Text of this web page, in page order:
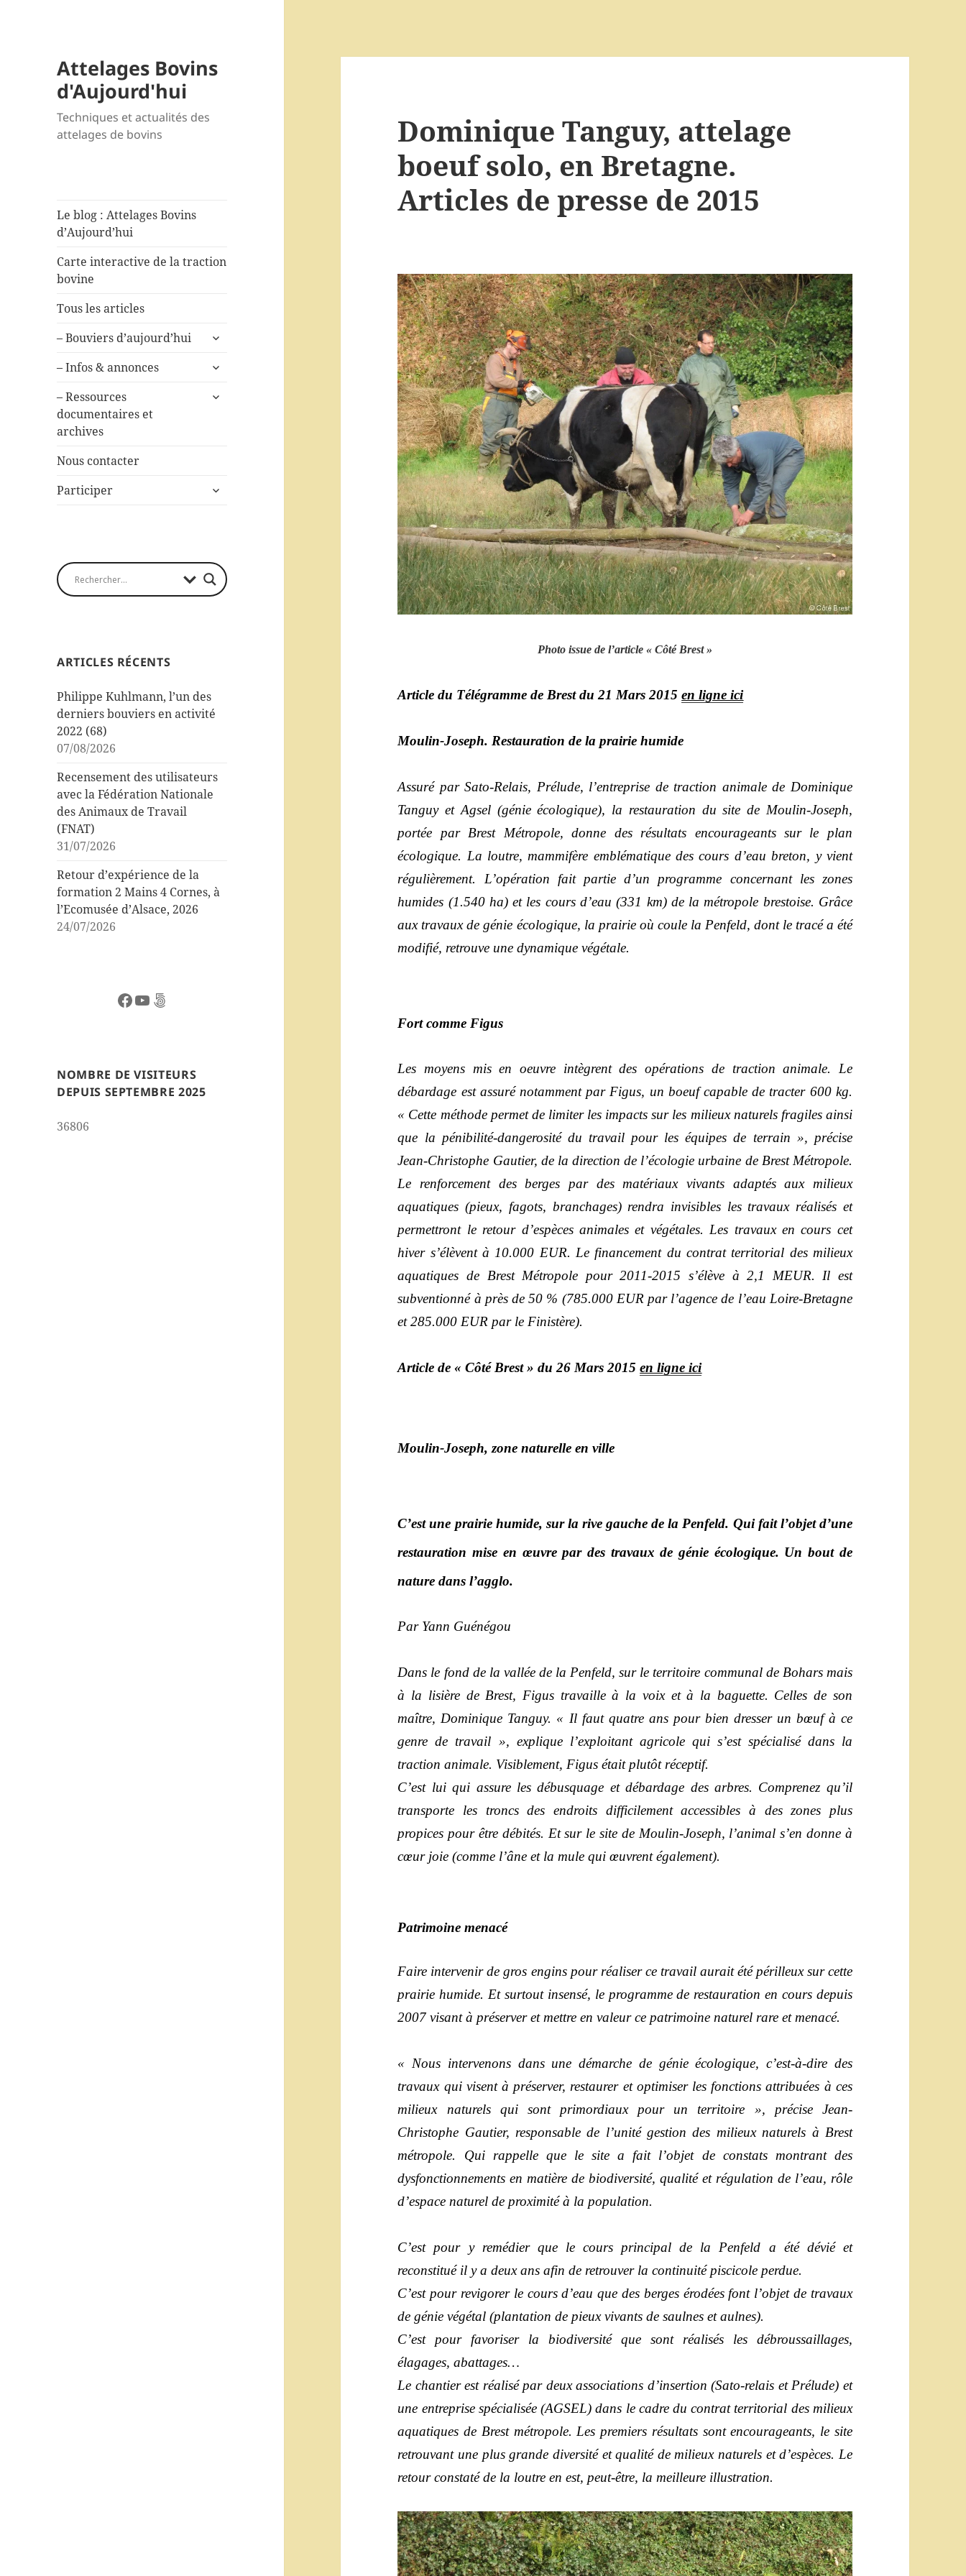
Attelages Bovins
d'Aujourd'hui
Techniques et actualités des
attelages de bovins
Le blog : Attelages Bovins
d’Aujourd’hui
Carte interactive de la traction
bovine
Tous les articles
– Bouviers d’aujourd’hui
ouvrir
sous-
– Infos & annonces
ouvrir
sous-
– Ressources
documentaires et
archives
ouvrir
Nous contacter
Participer
ouvrir
ARTICLES RÉCENTS
Philippe Kuhlmann, l’un des
derniers bouviers en activité
2022 (68)
07/08/2026
Recensement des utilisateurs
avec la Fédération Nationale
des Animaux de Travail
(FNAT)
31/07/2026
Retour d’expérience de la
formation 2 Mains 4 Cornes, à
l’Ecomusée d’Alsace, 2026
24/07/2026
Facebook
YouTube
500px
NOMBRE DE VISITEURS
DEPUIS SEPTEMBRE 2025
36806
Dominique Tanguy, attelage
boeuf solo, en Bretagne.
Articles de presse de 2015
Photo issue de l’article « Côté Brest »
Article du Télégramme de Brest du 21 Mars 2015 en ligne ici
Moulin-Joseph. Restauration de la prairie humide
Assuré par Sato-Relais, Prélude, l’entreprise de traction animale de Dominique
Tanguy et Agsel (génie écologique), la restauration du site de Moulin-Joseph,
portée par Brest Métropole, donne des résultats encourageants sur le plan
écologique. La loutre, mammifère emblématique des cours d’eau breton, y vient
régulièrement. L’opération fait partie d’un programme concernant les zones
humides (1.540 ha) et les cours d’eau (331 km) de la métropole brestoise. Grâce
aux travaux de génie écologique, la prairie où coule la Penfeld, dont le tracé a été
modifié, retrouve une dynamique végétale.
Fort comme Figus
Les moyens mis en oeuvre intègrent des opérations de traction animale. Le
débardage est assuré notamment par Figus, un boeuf capable de tracter 600 kg.
« Cette méthode permet de limiter les impacts sur les milieux naturels fragiles ainsi
que la pénibilité-dangerosité du travail pour les équipes de terrain », précise
Jean-Christophe Gautier, de la direction de l’écologie urbaine de Brest Métropole.
Le renforcement des berges par des matériaux vivants adaptés aux milieux
aquatiques (pieux, fagots, branchages) rendra invisibles les travaux réalisés et
permettront le retour d’espèces animales et végétales. Les travaux en cours cet
hiver s’élèvent à 10.000 EUR. Le financement du contrat territorial des milieux
aquatiques de Brest Métropole pour 2011-2015 s’élève à 2,1 MEUR. Il est
subventionné à près de 50 % (785.000 EUR par l’agence de l’eau Loire-Bretagne
et 285.000 EUR par le Finistère).
Article de « Côté Brest » du 26 Mars 2015en ligne ici
Moulin-Joseph, zone naturelle en ville
C’est une prairie humide, sur la rive gauche de la Penfeld. Qui fait l’objet d’une
restauration mise en œuvre par des travaux de génie écologique. Un bout de
nature dans l’agglo.
Par Yann Guénégou
Dans le fond de la vallée de la Penfeld, sur le territoire communal de Bohars mais
à la lisière de Brest, Figus travaille à la voix et à la baguette. Celles de son
maître, Dominique Tanguy. « Il faut quatre ans pour bien dresser un bœuf à ce
genre de travail », explique l’exploitant agricole qui s’est spécialisé dans la
traction animale. Visiblement, Figus était plutôt réceptif.
C’est lui qui assure les débusquage et débardage des arbres. Comprenez qu’il
transporte les troncs des endroits difficilement accessibles à des zones plus
propices pour être débités. Et sur le site de Moulin-Joseph, l’animal s’en donne à
cœur joie (comme l’âne et la mule qui œuvrent également).
Patrimoine menacé
Faire intervenir de gros engins pour réaliser ce travail aurait été périlleux sur cette
prairie humide. Et surtout insensé, le programme de restauration en cours depuis
2007 visant à préserver et mettre en valeur ce patrimoine naturel rare et menacé.
« Nous intervenons dans une démarche de génie écologique, c’est-à-dire des
travaux qui visent à préserver, restaurer et optimiser les fonctions attribuées à ces
milieux naturels qui sont primordiaux pour un territoire », précise Jean-
Christophe Gautier, responsable de l’unité gestion des milieux naturels à Brest
métropole. Qui rappelle que le site a fait l’objet de constats montrant des
dysfonctionnements en matière de biodiversité, qualité et régulation de l’eau, rôle
d’espace naturel de proximité à la population.
C’est pour y remédier que le cours principal de la Penfeld a été dévié et
reconstitué il y a deux ans afin de retrouver la continuité piscicole perdue.
C’est pour revigorer le cours d’eau que des berges érodées font l’objet de travaux
de génie végétal (plantation de pieux vivants de saulnes et aulnes).
C’est pour favoriser la biodiversité que sont réalisés les débroussaillages,
élagages, abattages…
Le chantier est réalisé par deux associations d’insertion (Sato-relais et Prélude) et
une entreprise spécialisée (AGSEL) dans le cadre du contrat territorial des milieux
aquatiques de Brest métropole. Les premiers résultats sont encourageants, le site
retrouvant une plus grande diversité et qualité de milieux naturels et d’espèces. Le
retour constaté de la loutre en est, peut-être, la meilleure illustration.